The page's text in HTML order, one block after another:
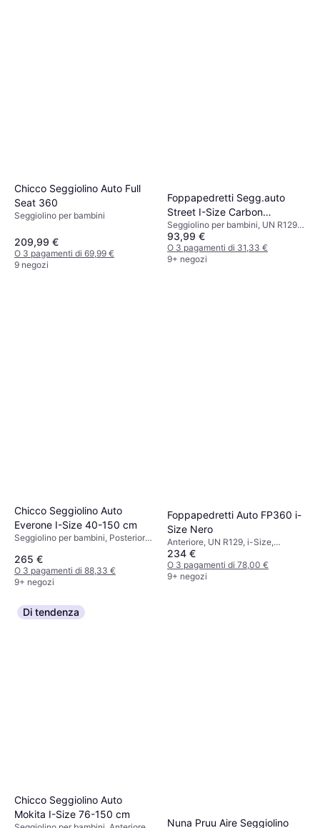
Chicco Seggiolino Auto Full
Seat 360
Seggiolino per bambini
209,99 €
O 3 pagamenti di 69,99 €
9 negozi
Foppapedretti Segg.auto
Street I-Size Carbon
9700414801
Seggiolino per bambini, UN R129,
i-Size, Rivestimento lavabile,
Poggiatesta regolabile, Riduttore
per seggiolino neonato incluso
93,99 €
O 3 pagamenti di 31,33 €
9+ negozi
Chicco Seggiolino Auto
Everone I-Size 40-150 cm
Seggiolino per bambini, Posteriore,
Poggiatesta regolabile
265 €
O 3 pagamenti di 88,33 €
9+ negozi
Foppapedretti Auto FP360 i-
Size Nero
Anteriore, UN R129, i-Size,
Poggiatesta regolabile, Protezione
dagli urti laterali (ASIP),
Rivestimento lavabile
234 €
O 3 pagamenti di 78,00 €
9+ negozi
Di tendenza
Chicco Seggiolino Auto
Mokita I-Size 76-150 cm
Nuna Pruu Aire Seggiolino